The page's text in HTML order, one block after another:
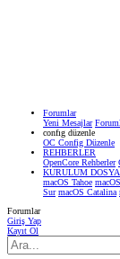
Forumlar
Yeni Mesajlar
confıg düzenle
OC Config Düzenle
REHBERLER
OpenCore Rehberler
KURULUM
macOS Tahoe
Sur macOS Catalina
Forumlar
Giriş Yap
Kayıt Ol